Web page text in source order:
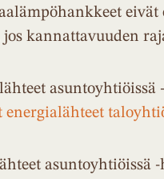
kannattavuuden
energialähteet
asuntoyhtiöissä